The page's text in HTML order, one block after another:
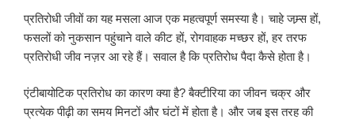
प्रतिरोधी जीवों का यह मसला आज एक महत्वपूर्ण समस्या है। चाहे जम्र्स हों,
फसलों को नुकसान पहुंचाने वाले कीट हों, रोगवाहक मच्छर हों, हर तरफ
प्रतिरोधी जीव नज़र आ रहे हैं। सवाल है कि प्रतिरोध पैदा कैसे होता है।
एंटीबायोटिक प्रतिरोध का कारण क्या है? बैक्टीरिया का जीवन चक्र और
प्रत्येक पीढ़ी का समय मिनटों और घंटों में होता है। और जब इस तरह की